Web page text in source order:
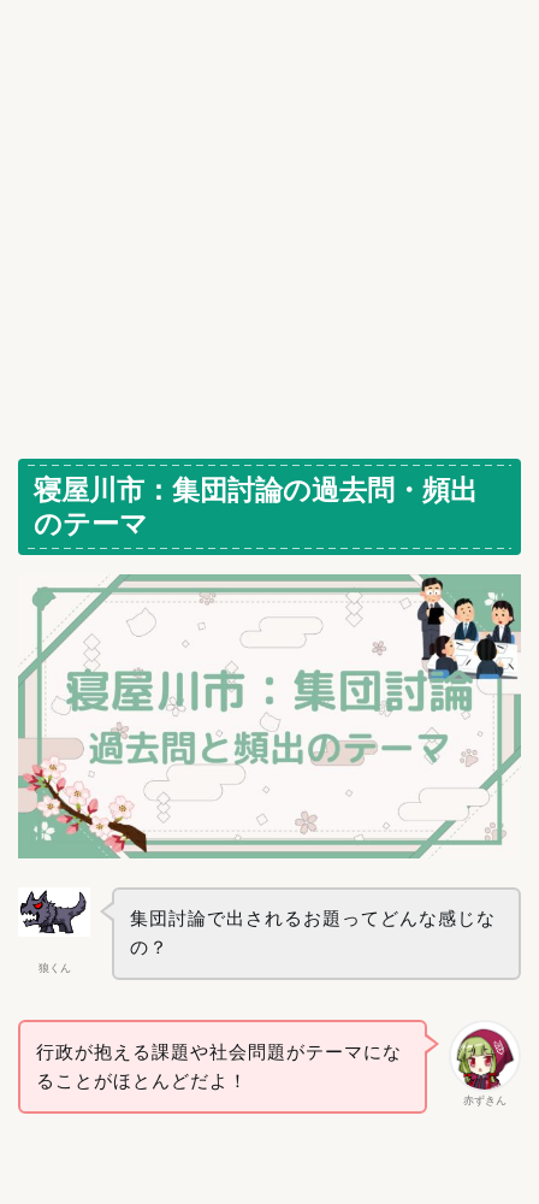
寝屋川市：集団討論の過去問・頻出
のテーマ
狼くん
集団討論で出されるお題ってどんな感じな
の？
赤ずきん
行政が抱える課題や社会問題がテーマにな
ることがほとんどだよ！